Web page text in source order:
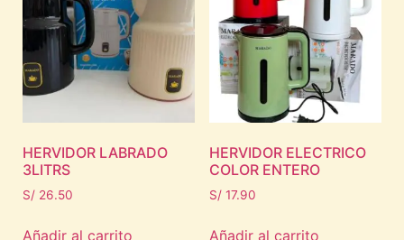
HERVIDOR LABRADO
3LITRS
S/ 26.50
Añadir al carrito
HERVIDOR ELECTRICO
COLOR ENTERO
S/17.90
Añadir al carrito